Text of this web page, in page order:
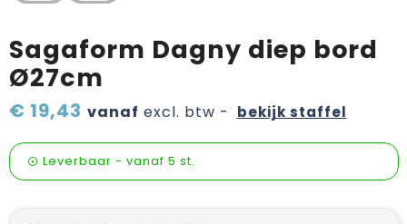
Sagaform Dagny diep bord
Ø27cm
€ 19,43 vanaf excl. btw - bekijk staffel
Leverbaar - vanaf 5 st.